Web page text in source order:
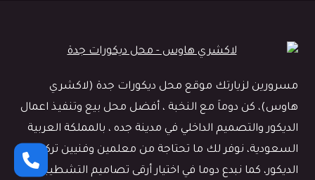
مسرورين لزيارتك موقع محل ديكورات جدة (لاكشري
هاوس)، كن دوماَ مع النخبة ، أفضل محل بيع وتنفيذ اعمال
الديكور والتصميم الداخلي في مدينة جده ، بالمملكة العربية
السعودية، نوفر لك ما تحتاجة من معلمين وفنيين تركيب
الديكور، كما نبدع دوما في اختيار أرقى تصاميم التشطيبات